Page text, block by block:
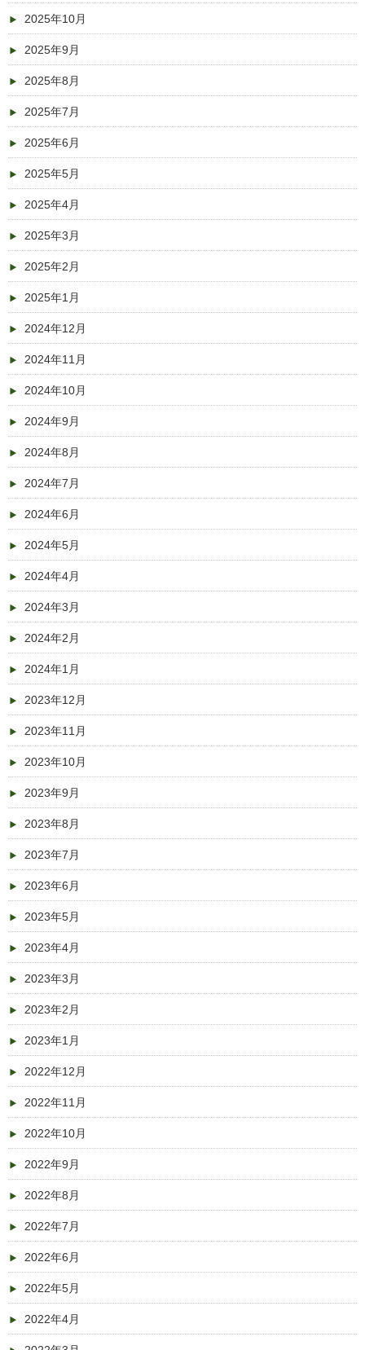
2025年10月
2025年9月
2025年8月
2025年7月
2025年6月
2025年5月
2025年4月
2025年3月
2025年2月
2025年1月
2024年12月
2024年11月
2024年10月
2024年9月
2024年8月
2024年7月
2024年6月
2024年5月
2024年4月
2024年3月
2024年2月
2024年1月
2023年12月
2023年11月
2023年10月
2023年9月
2023年8月
2023年7月
2023年6月
2023年5月
2023年4月
2023年3月
2023年2月
2023年1月
2022年12月
2022年11月
2022年10月
2022年9月
2022年8月
2022年7月
2022年6月
2022年5月
2022年4月